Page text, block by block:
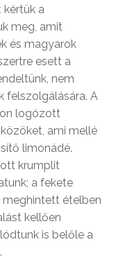
kértük a
meg, amit
és magyarok
esett a
nem
felszolgálására. A
logózott
ami mellé
limonádé.
krumplit
a fekete
ételben
kellően
is belőle a